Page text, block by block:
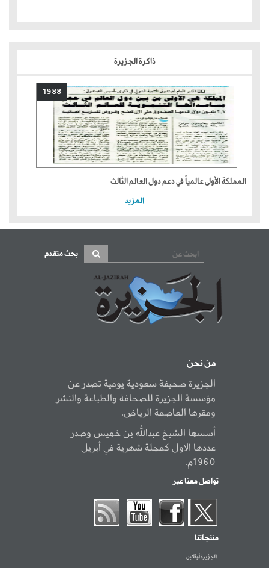
ذاكرة الجزيرة
1988
المملكة الأولى عالمياً في دعم دول العالم الثالث
المزيد
بحث متقدم
من نحن
الجزيرة صحيفة سعودية يومية تصدر عن
مؤسسة الجزيرة للصحافة والطباعة والنشر
ومقرها العاصمة الرياض.
أسسها الشيخ عبدالله بن خميس وصدر
عددها الاول كمجلة شهرية في أبريل
1960م.
تواصل معنا عبر
منتجاتنا
الجزيرة أونلاين